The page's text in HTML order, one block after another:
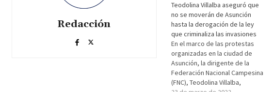
Redacción
Teodolina Villalba aseguró que
no se moverán de Asunción
hasta la derogación de la ley
que criminaliza las invasiones
En el marco de las protestas
organizadas en la ciudad de
Asunción, la dirigente de la
Federación Nacional Campesina
(FNC), Teodolina Villalba,